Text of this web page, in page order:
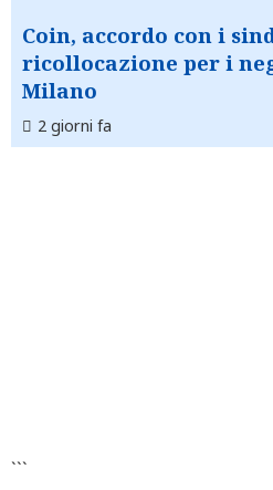
Coin, accordo con i
ricollocazione per i
Milano
2 giorni fa
```